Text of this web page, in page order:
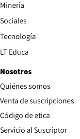
Minería
Sociales
Tecnología
LT Educa
Nosotros
Quiénes somos
Venta de suscripciones
Código de etica Opens
Servicio al Suscriptor